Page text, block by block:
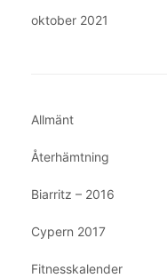
oktober 2021
Allmänt
Återhämtning
Biarritz – 2016
Cypern 2017
Fitnesskalender